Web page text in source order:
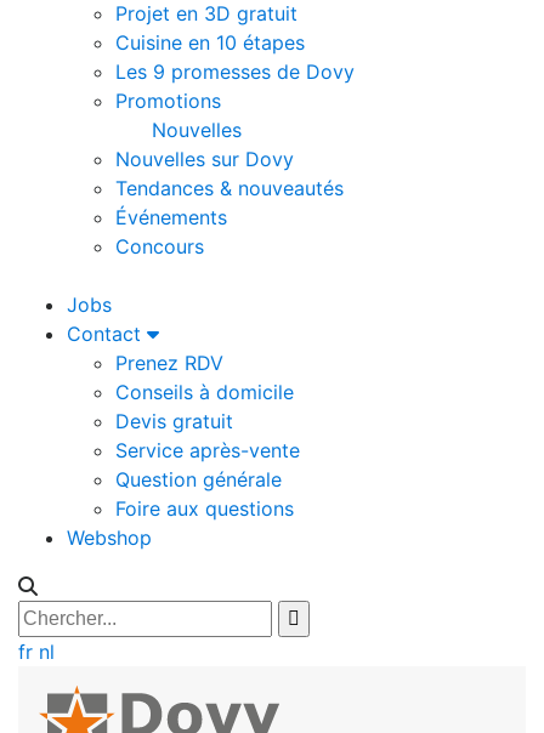
Projet en 3D gratuit
Cuisine en 10 étapes
Les 9 promesses de Dovy
Promotions
Nouvelles
Nouvelles sur Dovy
Tendances & nouveautés
Événements
Concours
Jobs
Contact
Prenez RDV
Conseils à domicile
Devis gratuit
Service après-vente
Question générale
Foire aux questions
Webshop
fr nl